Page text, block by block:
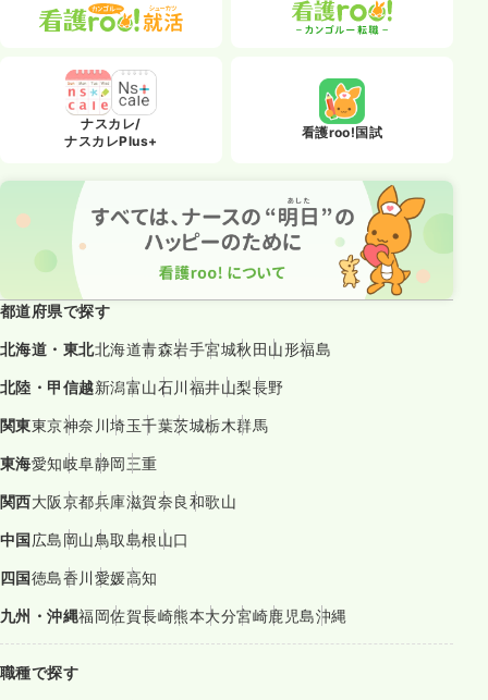
ナスカレ/
ナスカレPlus+
看護roo!国試
都道府県で探す
北海道・東北北海道青森岩手宮城秋田山形福島
北陸・甲信越新潟富山石川福井山梨長野
関東東京神奈川埼玉千葉茨城栃木群馬
東海愛知岐阜静岡三重
関西大阪京都兵庫滋賀奈良和歌山
中国広島岡山鳥取島根山口
四国徳島香川愛媛高知
九州・沖縄福岡佐賀長崎熊本大分宮崎鹿児島沖縄
職種で探す